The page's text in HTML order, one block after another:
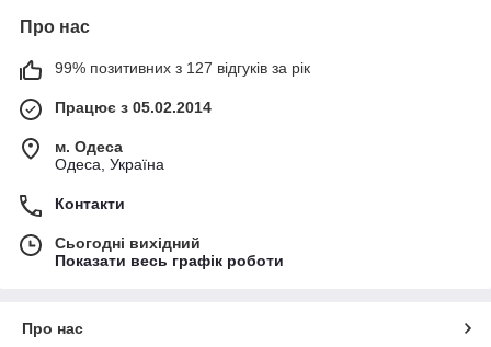
Про нас
99% позитивних з 127 відгуків за рік
Працює з 05.02.2014
м. Одеса
Одеса, Україна
Контакти
Сьогодні вихідний
Показати весь графік роботи
Про нас